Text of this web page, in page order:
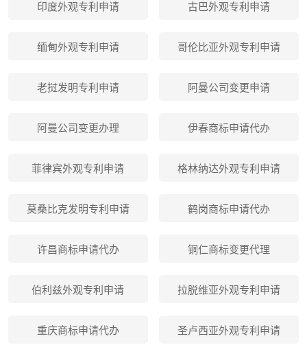
印度外观专利申请 古巴外观专利申请
缅甸外观专利申请 哥伦比亚外观专利申请
老挝发明专利申请 阿曼公司变更申请
阿曼公司变更办理 伊春商标申请代办
菲律宾外观专利申请 格林纳达外观专利申请
莫桑比克发明专利申请 鹤岗商标申请代办
许昌商标申请代办 铜仁商标变更代理
伯利兹外观专利申请 拉脱维亚外观专利申请
重庆商标申请代办 圣卢西亚外观专利申请